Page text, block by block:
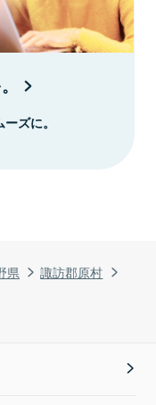
県
諏訪郡原村
ズに。